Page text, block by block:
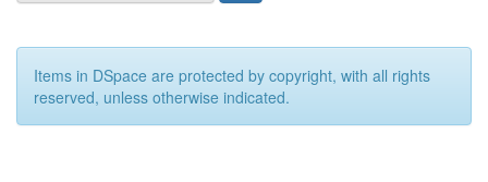
Items in DSpace are protected by copyright, with all rights
reserved, unless otherwise indicated.